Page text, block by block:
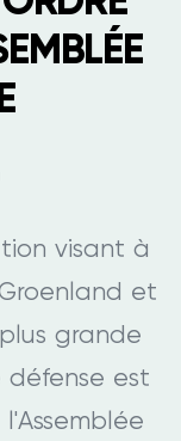
visant à
et
grande
est